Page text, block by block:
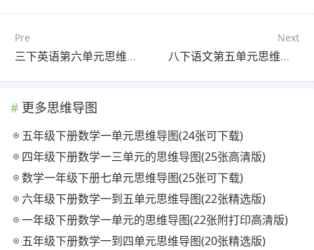
Pre
三下英语第六单元思维导图简单(20张可下载)
Next
八下语文第五单元思维导图(23张可打印)
更多思维导图
五年级下册数学一单元思维导图(24张可下载)
四年级下册数学一三单元的思维导图(25张高清版)
数学一年级下册七单元思维导图(25张可下载)
六年级下册数学一到五单元思维导图(22张精选版)
一年级下册数学一单元的思维导图(22张附打印高清版)
五年级下册数学一到四单元思维导图(20张精选版)